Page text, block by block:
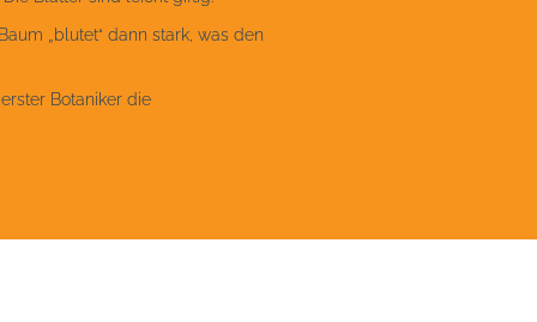
„blutet“ dann stark, was den
Botaniker die